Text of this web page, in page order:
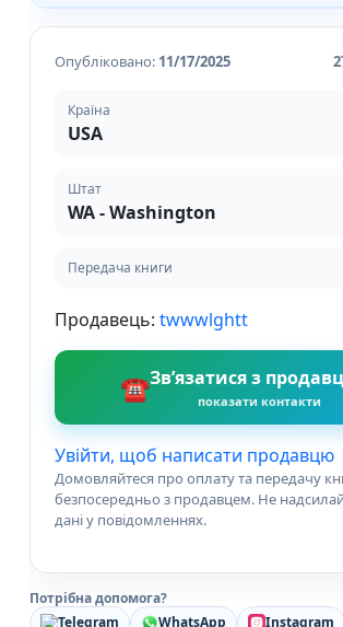
Опубліковано: 11/17/2025
Країна
USA
Штат
WA - Washington
Передача книги
Продавець: twwwlghtt
☎Зв’язатися з
показати контакти
Увійти, щоб написати продавцю
Домовляйтеся про оплату та передачу
безпосередньо з продавцем. Не
дані у повідомленнях.
Потрібна допомога?
Telegram
WhatsApp Instagram